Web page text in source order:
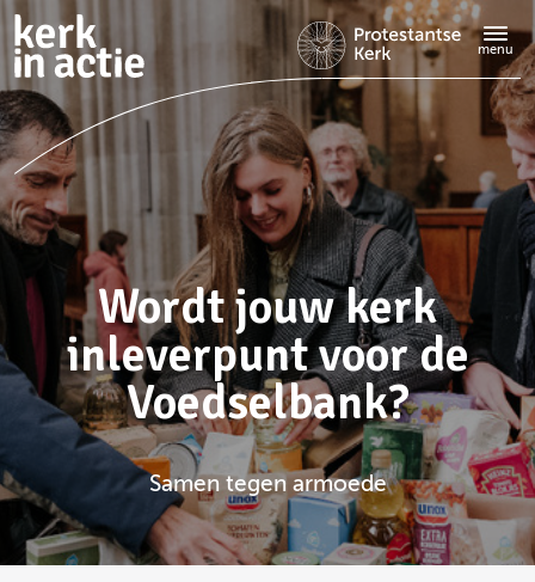
Doorgaan
naar
hoofdinhoud
menu
Wordt jouw kerk
inleverpunt voor de
Voedselbank?
Samen tegen armoede